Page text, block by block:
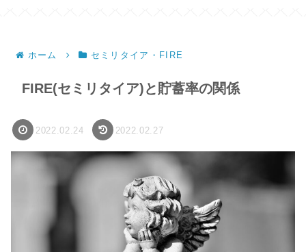
ホーム セミリタイア・FIRE
FIRE(セミリタイア)と貯蓄率の関係
2022.02.24 2022.02.27